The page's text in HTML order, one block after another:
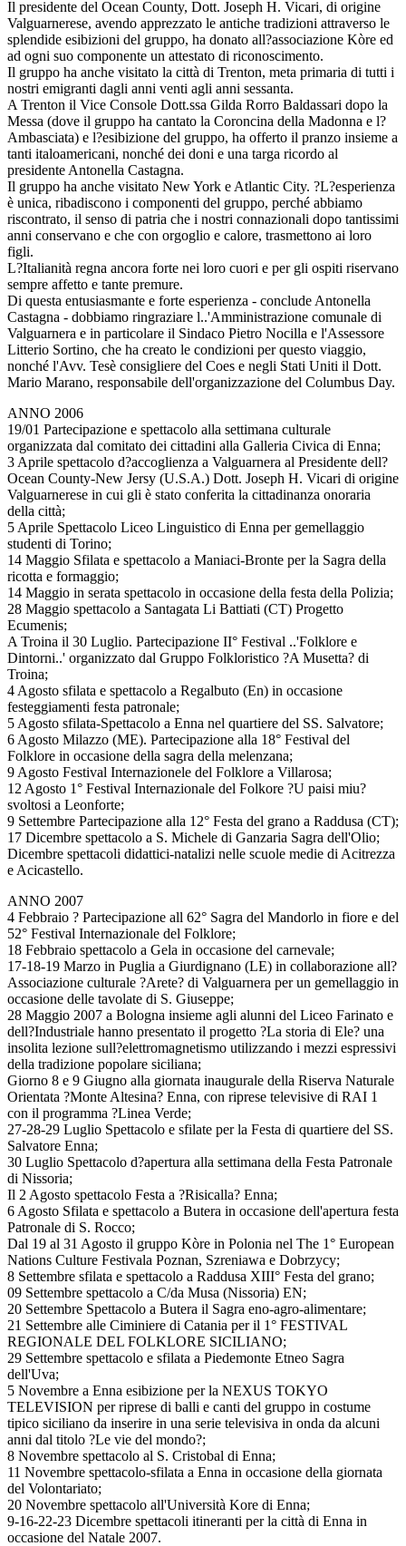
Il presidente del Ocean County, Dott. Joseph H. Vicari, di origine
Valguarnerese, avendo apprezzato le antiche tradizioni attraverso le
splendide esibizioni del gruppo, ha donato all?associazione Kòre ed
ad ogni suo componente un attestato di riconoscimento.
Il gruppo ha anche visitato la città di Trenton, meta primaria di tutti i
nostri emigranti dagli anni venti agli anni sessanta.
A Trenton il Vice Console Dott.ssa Gilda Rorro Baldassari dopo la
Messa (dove il gruppo ha cantato la Coroncina della Madonna e l?
Ambasciata) e l?esibizione del gruppo, ha offerto il pranzo insieme a
tanti italoamericani, nonché dei doni e una targa ricordo al
presidente Antonella Castagna.
Il gruppo ha anche visitato New York e Atlantic City. ?L?esperienza
è unica, ribadiscono i componenti del gruppo, perché abbiamo
riscontrato, il senso di patria che i nostri connazionali dopo tantissimi
anni conservano e che con orgoglio e calore, trasmettono ai loro
figli.
L?Italianità regna ancora forte nei loro cuori e per gli ospiti riservano
sempre affetto e tante premure.
Di questa entusiasmante e forte esperienza - conclude Antonella
Castagna - dobbiamo ringraziare l..'Amministrazione comunale di
Valguarnera e in particolare il Sindaco Pietro Nocilla e l'Assessore
Litterio Sortino, che ha creato le condizioni per questo viaggio,
nonché l'Avv. Tesè consigliere del Coes e negli Stati Uniti il Dott.
Mario Marano, responsabile dell'organizzazione del Columbus Day.
ANNO 2006
19/01 Partecipazione e spettacolo alla settimana culturale
organizzata dal comitato dei cittadini alla Galleria Civica di Enna;
3 Aprile spettacolo d?accoglienza a Valguarnera al Presidente dell?
Ocean County-New Jersy (U.S.A.) Dott. Joseph H. Vicari di origine
Valguarnerese in cui gli è stato conferita la cittadinanza onoraria
della città;
5 Aprile Spettacolo Liceo Linguistico di Enna per gemellaggio
studenti di Torino;
14 Maggio Sfilata e spettacolo a Maniaci-Bronte per la Sagra della
ricotta e formaggio;
14 Maggio in serata spettacolo in occasione della festa della Polizia;
28 Maggio spettacolo a Santagata Li Battiati (CT) Progetto
Ecumenis;
A Troina il 30 Luglio. Partecipazione II° Festival ..'Folklore e
Dintorni..' organizzato dal Gruppo Folkloristico ?A Musetta? di
Troina;
4 Agosto sfilata e spettacolo a Regalbuto (En) in occasione
festeggiamenti festa patronale;
5 Agosto sfilata-Spettacolo a Enna nel quartiere del SS. Salvatore;
6 Agosto Milazzo (ME). Partecipazione alla 18° Festival del
Folklore in occasione della sagra della melenzana;
9 Agosto Festival Internazionele del Folklore a Villarosa;
12 Agosto 1° Festival Internazionale del Folkore ?U paisi miu?
svoltosi a Leonforte;
9 Settembre Partecipazione alla 12° Festa del grano a Raddusa (CT);
17 Dicembre spettacolo a S. Michele di Ganzaria Sagra dell'Olio;
Dicembre spettacoli didattici-natalizi nelle scuole medie di Acitrezza
e Acicastello.
ANNO 2007
4 Febbraio ? Partecipazione all 62° Sagra del Mandorlo in fiore e del
52° Festival Internazionale del Folklore;
18 Febbraio spettacolo a Gela in occasione del carnevale;
17-18-19 Marzo in Puglia a Giurdignano (LE) in collaborazione all?
Associazione culturale ?Arete? di Valguarnera per un gemellaggio in
occasione delle tavolate di S. Giuseppe;
28 Maggio 2007 a Bologna insieme agli alunni del Liceo Farinato e
dell?Industriale hanno presentato il progetto ?La storia di Ele? una
insolita lezione sull?elettromagnetismo utilizzando i mezzi espressivi
della tradizione popolare siciliana;
Giorno 8 e 9 Giugno alla giornata inaugurale della Riserva Naturale
Orientata ?Monte Altesina? Enna, con riprese televisive di RAI 1
con il programma ?Linea Verde;
27-28-29 Luglio Spettacolo e sfilate per la Festa di quartiere del SS.
Salvatore Enna;
30 Luglio Spettacolo d?apertura alla settimana della Festa Patronale
di Nissoria;
Il 2 Agosto spettacolo Festa a ?Risicalla? Enna;
6 Agosto Sfilata e spettacolo a Butera in occasione dell'apertura festa
Patronale di S. Rocco;
Dal 19 al 31 Agosto il gruppo Kòre in Polonia nel The 1° European
Nations Culture Festivala Poznan, Szreniawa e Dobrzycy;
8 Settembre sfilata e spettacolo a Raddusa XIII° Festa del grano;
09 Settembre spettacolo a C/da Musa (Nissoria) EN;
20 Settembre Spettacolo a Butera il Sagra eno-agro-alimentare;
21 Settembre alle Ciminiere di Catania per il 1° FESTIVAL
REGIONALE DEL FOLKLORE SICILIANO;
29 Settembre spettacolo e sfilata a Piedemonte Etneo Sagra
dell'Uva;
5 Novembre a Enna esibizione per la NEXUS TOKYO
TELEVISION per riprese di balli e canti del gruppo in costume
tipico siciliano da inserire in una serie televisiva in onda da alcuni
anni dal titolo ?Le vie del mondo?;
8 Novembre spettacolo al S. Cristobal di Enna;
11 Novembre spettacolo-sfilata a Enna in occasione della giornata
del Volontariato;
20 Novembre spettacolo all'Università Kore di Enna;
9-16-22-23 Dicembre spettacoli itineranti per la città di Enna in
occasione del Natale 2007.